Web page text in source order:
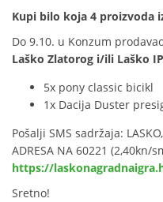
Kupi bilo koja 4 proizvoda
Do 9.10. u Konzum
Laško Zlatorog i/ili Laško
5x pony classic bicikl
1x Dacija Duster
Pošalji SMS sadržaja:
ADRESA NA 60221
https://
Sretno!